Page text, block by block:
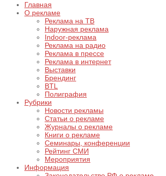
Главная
О рекламе
Реклама на ТВ
Наружная реклама
Indoor-реклама
Реклама на радио
Реклама в прессе
Реклама в интернет
Выставки
Брендинг
BTL
Полиграфия
Рубрики
Новости рекламы
Статьи о рекламе
Журналы о рекламе
Книги о рекламе
Семинары, конференции
Рейтинг СМИ
Мероприятия
Информация